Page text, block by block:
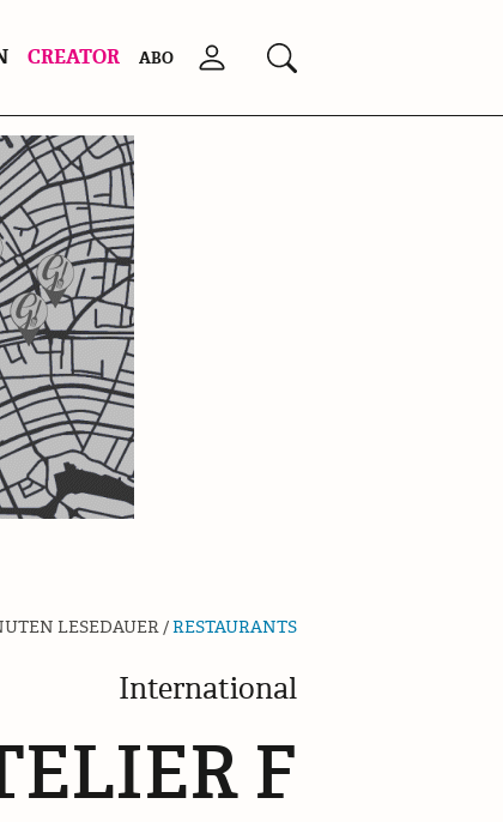
CREATOR ABO AnmeldenSuchen
LESEDAUER /RESTAURANTS
International
F